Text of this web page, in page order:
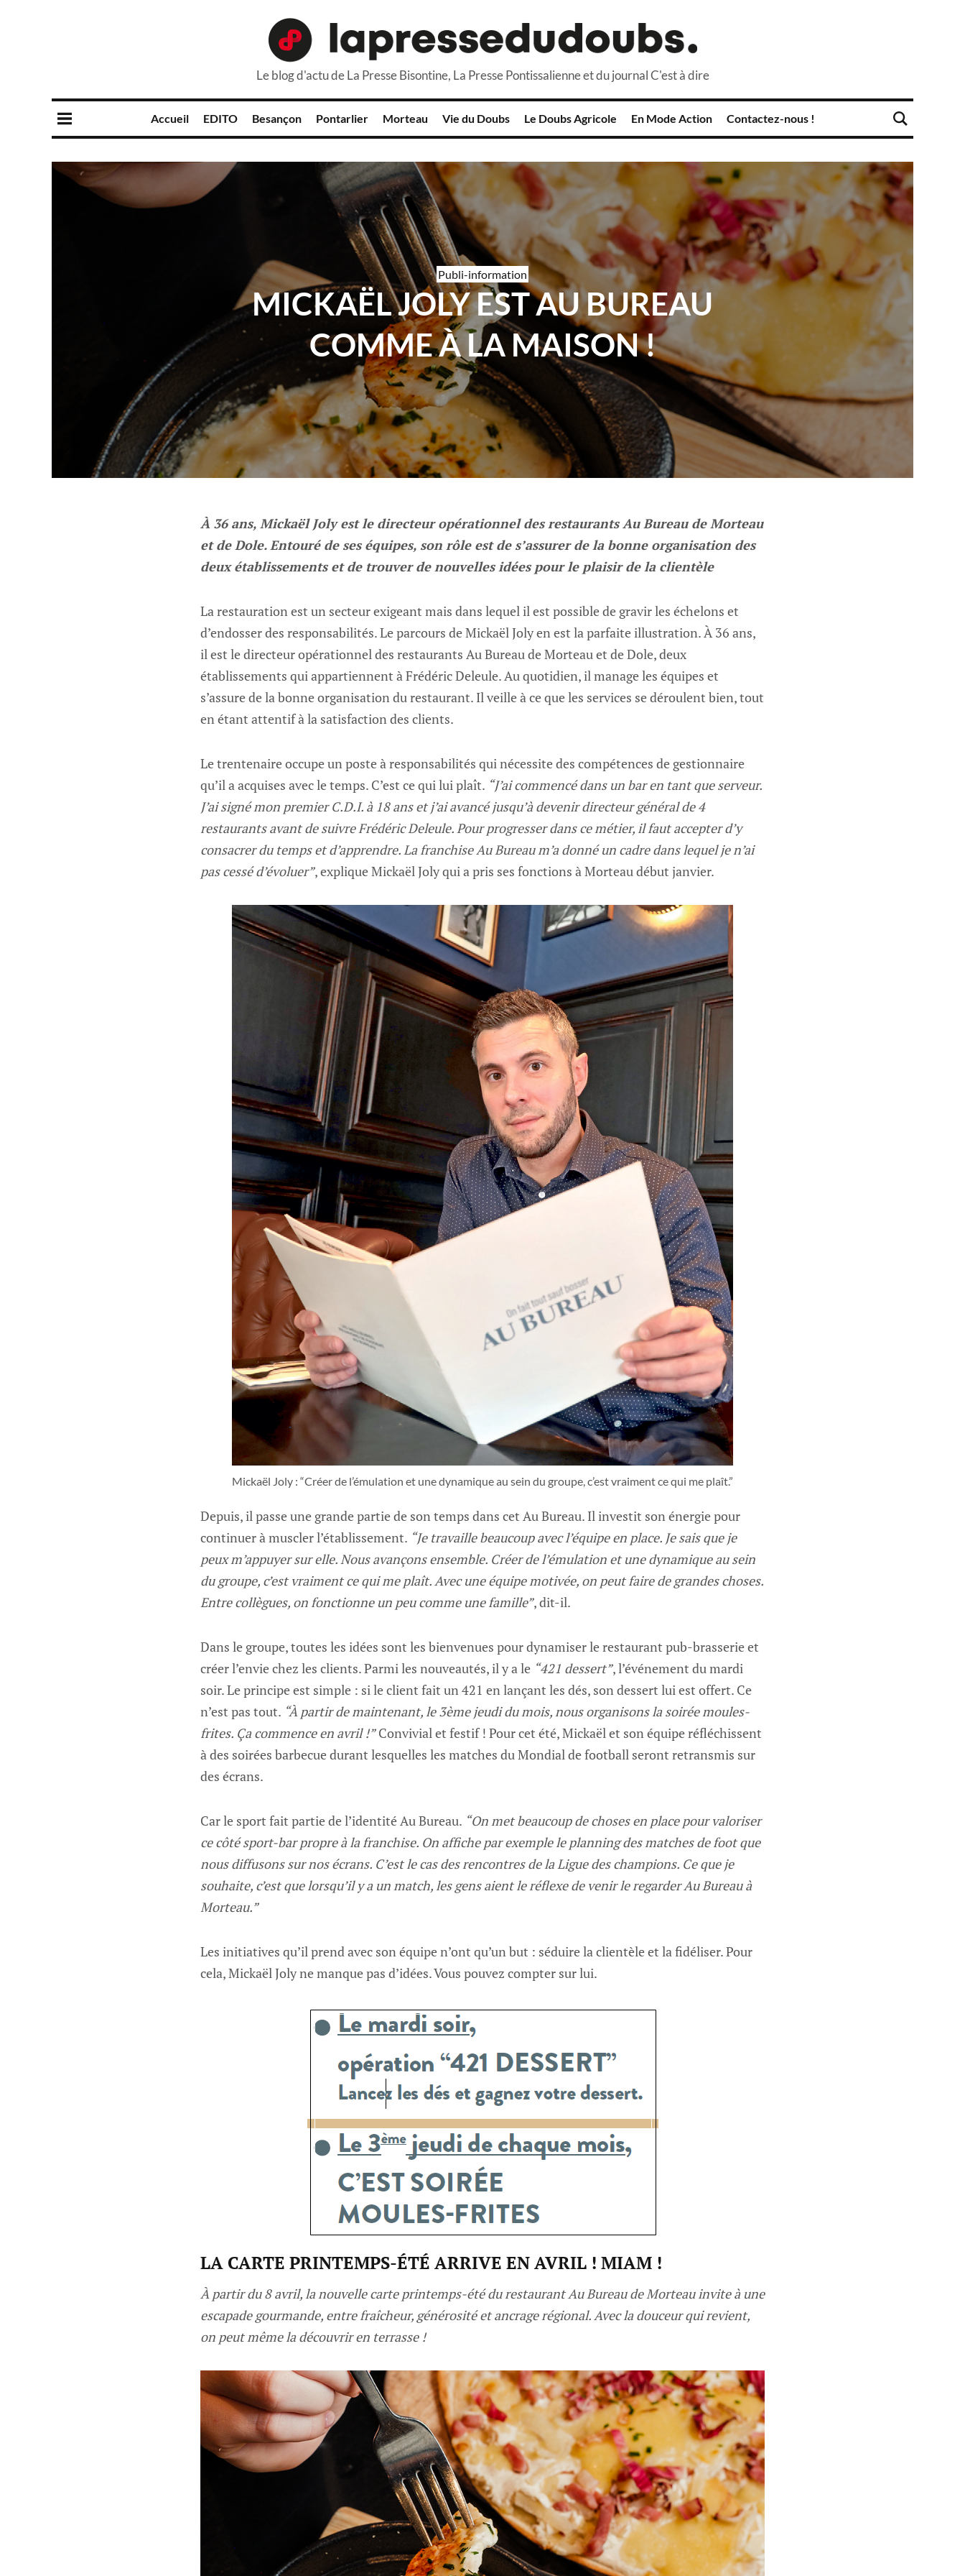
Le blog d'actu de La Presse Bisontine, La Presse Pontissalienne et du journal C'est à dire
Accueil EDITO Besançon Pontarlier Morteau Vie du Doubs Le Doubs Agricole En Mode Action Contactez-nous !
Publi-information
MICKAËL JOLY EST AU BUREAU
COMME À LA MAISON !
À 36 ans, Mickaël Joly est le directeur opérationnel des restaurants Au Bureau de Morteau
et de Dole. Entouré de ses équipes, son rôle est de s’assurer de la bonne organisation des
deux établissements et de trouver de nouvelles idées pour le plaisir de la clientèle
La restauration est un secteur exigeant mais dans lequel il est possible de gravir les échelons et
d’endosser des responsabilités. Le parcours de Mickaël Joly en est la parfaite illustration. À 36 ans,
il est le directeur opérationnel des restaurants Au Bureau de Morteau et de Dole, deux
établissements qui appartiennent à Frédéric Deleule. Au quotidien, il manage les équipes et
s’assure de la bonne organisation du restaurant. Il veille à ce que les services se déroulent bien, tout
en étant attentif à la satisfaction des clients.
Le trentenaire occupe un poste à responsabilités qui nécessite des compétences de gestionnaire
qu’il a acquises avec le temps. C’est ce qui lui plaît. “J’ai commencé dans un bar en tant que serveur.
J’ai signé mon premier C.D.I. à 18 ans et j’ai avancé jusqu’à devenir directeur général de 4
restaurants avant de suivre Frédéric Deleule. Pour progresser dans ce métier, il faut accepter d’y
consacrer du temps et d’apprendre. La franchise Au Bureau m’a donné un cadre dans lequel je n’ai
pas cessé d’évoluer”, explique Mickaël Joly qui a pris ses fonctions à Morteau début janvier.
Mickaël Joly : “Créer de l’émulation et une dynamique au sein du groupe, c’est vraiment ce qui me plaît.”
Depuis, il passe une grande partie de son temps dans cet Au Bureau. Il investit son énergie pour
continuer à muscler l’établissement. “Je travaille beaucoup avec l’équipe en place. Je sais que je
peux m’appuyer sur elle. Nous avançons ensemble. Créer de l’émulation et une dynamique au sein
du groupe, c’est vraiment ce qui me plaît. Avec une équipe motivée, on peut faire de grandes choses.
Entre collègues, on fonctionne un peu comme une famille”, dit-il.
Dans le groupe, toutes les idées sont les bienvenues pour dynamiser le restaurant pub-brasserie et
créer l’envie chez les clients. Parmi les nouveautés, il y a le “421 dessert”, l’événement du mardi
soir. Le principe est simple : si le client fait un 421 en lançant les dés, son dessert lui est offert. Ce
n’est pas tout. “À partir de maintenant, le 3ème jeudi du mois, nous organisons la soirée moules-
frites. Ça commence en avril !”Convivial et festif ! Pour cet été, Mickaël et son équipe réfléchissent
à des soirées barbecue durant lesquelles les matches du Mondial de football seront retransmis sur
des écrans.
Car le sport fait partie de l’identité Au Bureau. “On met beaucoup de choses en place pour valoriser
ce côté sport-bar propre à la franchise. On affiche par exemple le planning des matches de foot que
nous diffusons sur nos écrans. C’est le cas des rencontres de la Ligue des champions. Ce que je
souhaite, c’est que lorsqu’il y a un match, les gens aient le réflexe de venir le regarder Au Bureau à
Morteau.”
Les initiatives qu’il prend avec son équipe n’ont qu’un but : séduire la clientèle et la fidéliser. Pour
cela, Mickaël Joly ne manque pas d’idées. Vous pouvez compter sur lui.
LA CARTE PRINTEMPS-ÉTÉ ARRIVE EN AVRIL ! MIAM !
À partir du 8 avril, la nouvelle carte printemps-été du restaurant Au Bureau de Morteau invite à une
escapade gourmande, entre fraîcheur, générosité et ancrage régional. Avec la douceur qui revient,
on peut même la découvrir en terrasse !